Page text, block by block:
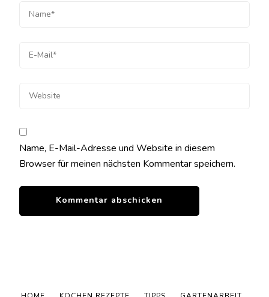
Name, E-Mail-Adresse und Website in diesem
Browser für meinen nächsten Kommentar speichern.